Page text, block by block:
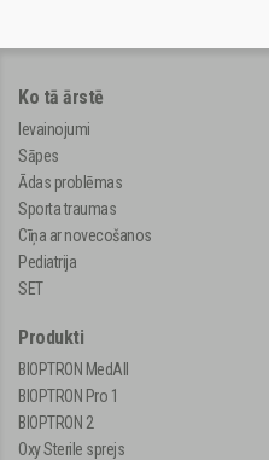
Ko tā ārstē
Ievainojumi
Sāpes
Ādas problēmas
Sporta traumas
Cīņa ar novecošanos
Pediatrija
SET
Produkti
BIOPTRON MedAll
BIOPTRON Pro 1
BIOPTRON 2
Oxy Sterile sprejs